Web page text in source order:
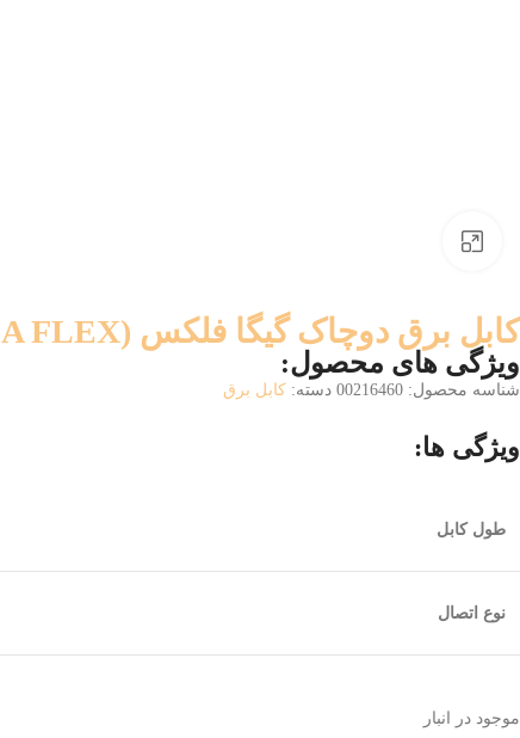
کابل برق دوچاک گیگا فلکس (GIGA FLEX) 1.5 متری
ویژگی های محصول:
شناسه محصول: 00216460 دسته: کابل برق
ویژگی ها:
طول کابل
نوع اتصال
موجود در انبار